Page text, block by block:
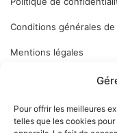
Pour offrir les meilleures
telles que les cookies
Conditions générales
Mentions légales